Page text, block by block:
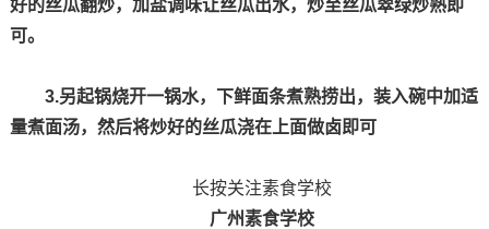
好的丝瓜翻炒，加盐调味让丝瓜出水，炒至丝瓜翠绿炒熟即
可。
3.另起锅烧开一锅水，下鲜面条煮熟捞出，装入碗中加适
量煮面汤，然后将炒好的丝瓜浇在上面做卤即可
长按关注素食学校
广州素食学校